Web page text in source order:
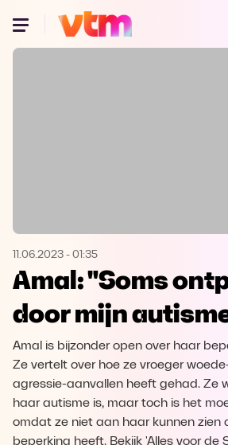
Oeps, browser niet
Microsoft Edge
Opera
11.06.2023 - 01:35
Amal: "Soms
door mijn
Amal is bijzonder open over haar
Ze vertelt over hoe ze vroeger
agressie-aanvallen heeft gehad. Ze
haar autisme is, maar toch is het
omdat ze niet aan haar kunnen zien
beperking heeft. Bekijk 'Alles voor de